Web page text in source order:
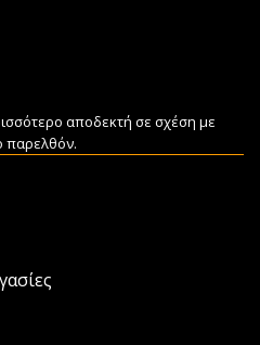
αποδεκτή σε σχέση με
παρελθόν.